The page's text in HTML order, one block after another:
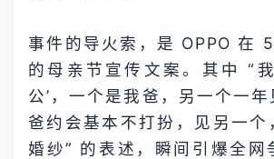
事件的导火索，是 OPPO 在
的母亲节宣传文案。其中 “
公’，一个是我爸，另一个一
爸约会基本不打扮，见另一个
婚纱” 的表述，瞬间引爆全网